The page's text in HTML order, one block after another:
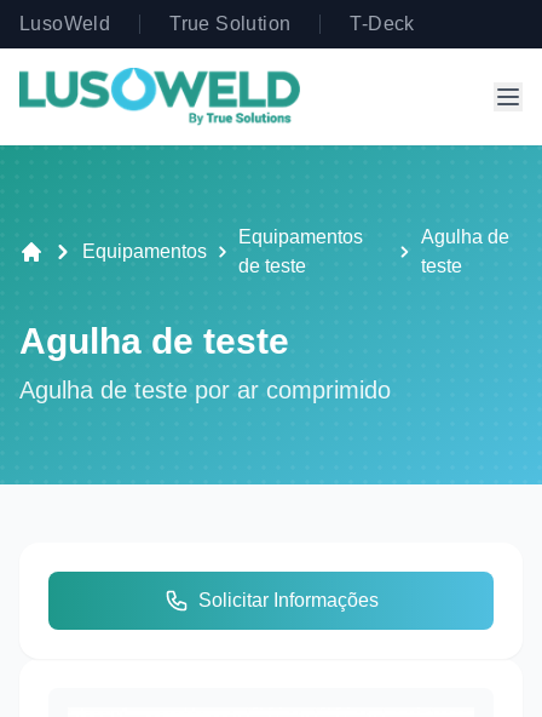
LusoWeld True Solution T-Deck
Equipamentos
Equipamentos
de teste
Agulha de
teste
Agulha de teste
Agulha de teste por ar comprimido
Solicitar Informações